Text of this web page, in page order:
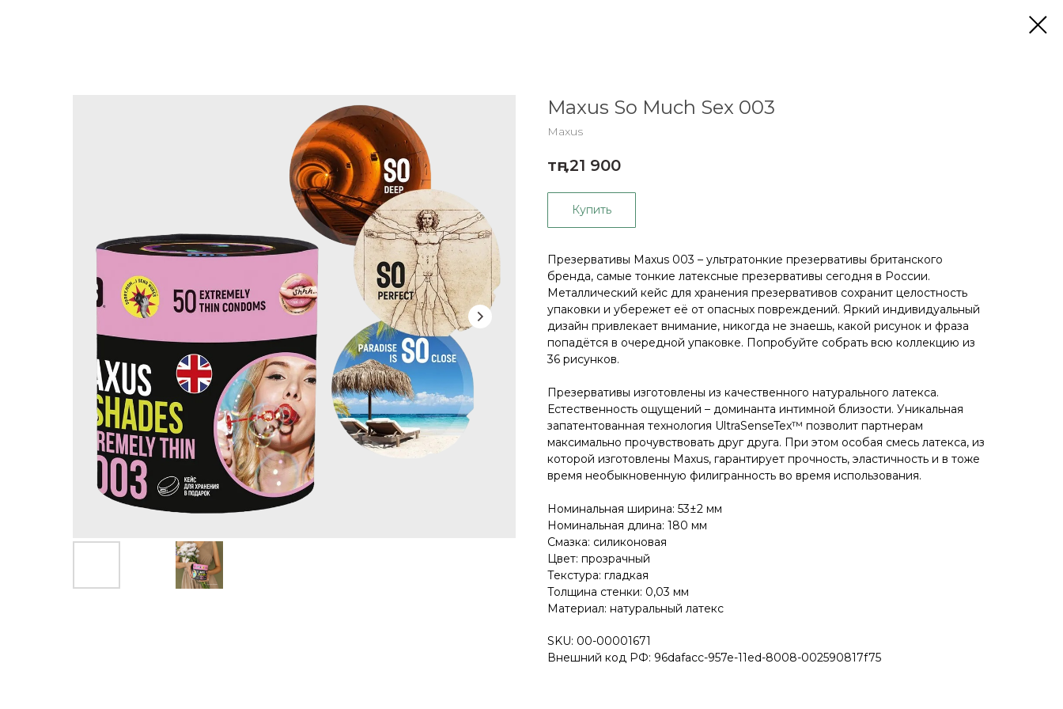
Maxus So Much Sex 003
Maxus
тңг.21 900
Купить
Презервативы Maxus 003 – ультратонкие презервативы британского
бренда, самые тонкие латексные презервативы сегодня в России.
Металлический кейс для хранения презервативов сохранит целостность
упаковки и убережет её от опасных повреждений. Яркий индивидуальный
дизайн привлекает внимание, никогда не знаешь, какой рисунок и фраза
попадётся в очередной упаковке. Попробуйте собрать всю коллекцию из
36 рисунков.
Презервативы изготовлены из качественного натурального латекса.
Естественность ощущений – доминанта интимной близости. Уникальная
запатентованная технология UltraSenseTex™ позволит партнерам
максимально прочувствовать друг друга. При этом особая смесь латекса, из
которой изготовлены Maxus, гарантирует прочность, эластичность и в тоже
время необыкновенную филигранность во время использования.
Номинальная ширина: 53±2 мм
Номинальная длина: 180 мм
Смазка: силиконовая
Цвет: прозрачный
Текстура: гладкая
Толщина стенки: 0,03 мм
Материал: натуральный латекс
SKU: 00-00001671
Внешний код РФ: 96dafacc-957e-11ed-8008-002590817f75